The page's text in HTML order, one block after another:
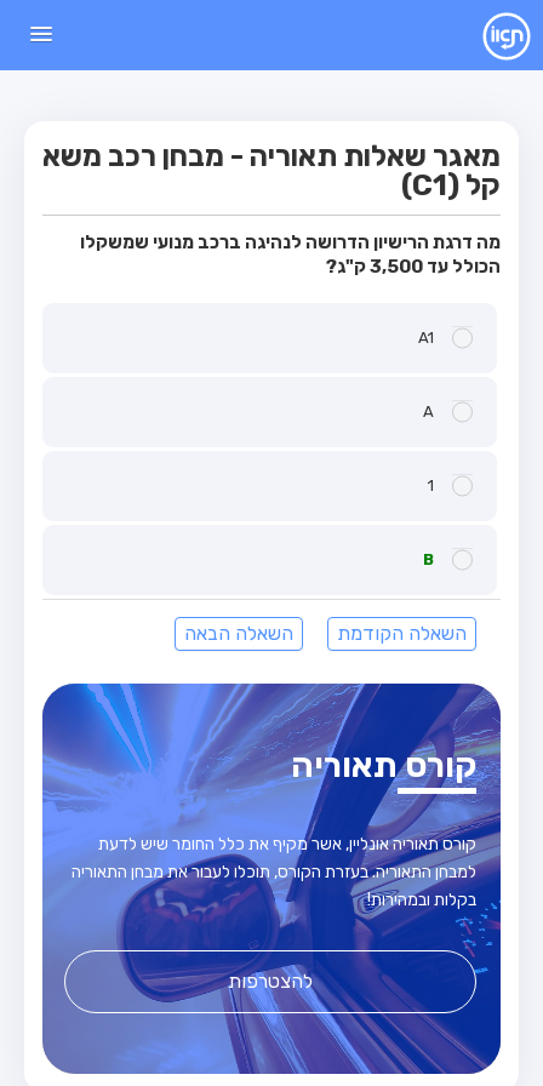
מבחן רכב פרטי (B)
מבחן אופנוע (A)
מבחן טרקטור (1)
מבחן רכב משא כבד (C)
מבחן אופניים חשמליים (A3)
מבחן רכב פרטי (B)
מבחן טרקטור (1)
מבחן רכב משא כבד (C)
מבחן רכב ציבורי (D)
מבחן אופניים חשמליים (A3)
קורס תאוריה
ספר תאוריה
מורי נהיגה
אודות
צור קשר
מאגר שאלות תאוריה - מבחן רכב משא
קל (C1)
מה דרגת הרישיון הדרושה לנהיגה ברכב מנועי שמשקלו
הכולל עד 3,500 ק"ג?
A1
A
1
B
השאלה הקודמת השאלה הבאה
קורס תאוריה
קורס תאוריה אונליין, אשר מקיף את כלל החומר שיש לדעת
למבחן התאוריה. בעזרת הקורס, תוכלו לעבור את מבחן התאוריה
בקלות ובמהירות!
להצטרפות